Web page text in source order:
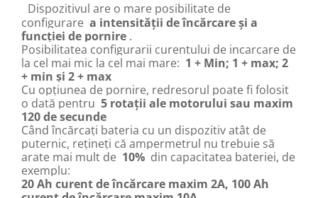
Dispozitivul are o mare posibilitate de
configurare a intensității de încărcare și a
funcției de pornire .
Posibilitatea configurarii curentului de incarcare de
la cel mai mic la cel mai mare: 1 + Min; 1 + max; 2
+ min și 2 + max
Cu opțiunea de pornire, redresorul poate fi folosit
o dată pentru 5 rotații ale motorului sau maxim
120 de secunde
Când încărcați bateria cu un dispozitiv atât de
puternic, rețineți că ampermetrul nu trebuie să
arate mai mult de 10% din capacitatea bateriei, de
exemplu:
20 Ah curent de încărcare maxim 2A, 100 Ah